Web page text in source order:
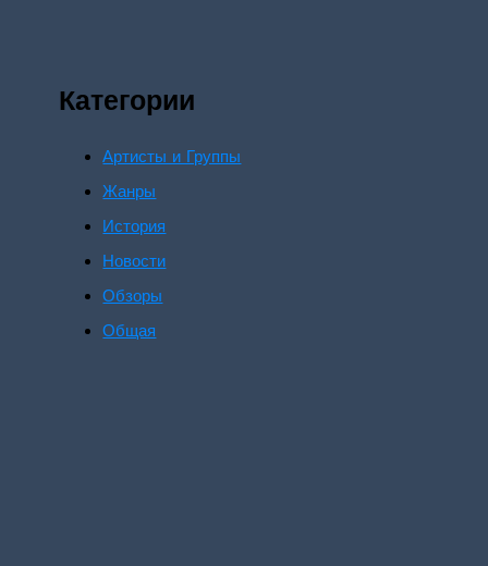
Категории
Артисты и Группы
Жанры
История
Новости
Обзоры
Общая